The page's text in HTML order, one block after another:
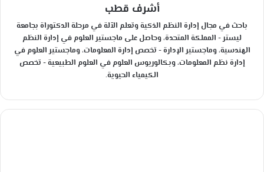
أشرف قطب
باحث في مجال إدارة النظم الذكية وتعلم الآلة في مرحلة الدكتوراة بجامعة
ليستر - المملكة المتحدة، وحاصل على ماجستير العلوم في إدارة النظم
الهندسية، وماجستير الإدارة - تخصص إدارة المعلومات، وماجستير العلوم في
إدارة نظم المعلومات، وبكالوريوس العلوم في العلوم الطبيعية - تخصص
الكيمياء الحيوية.